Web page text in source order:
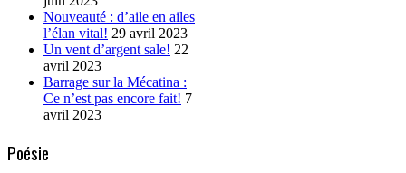
Nouveauté : d’aile en ailes
l’élan vital! 29 avril 2023
Un vent d’argent sale! 22
avril 2023
Barrage sur la Mécatina :
Ce n’est pas encore fait! 7
avril 2023
Poésie